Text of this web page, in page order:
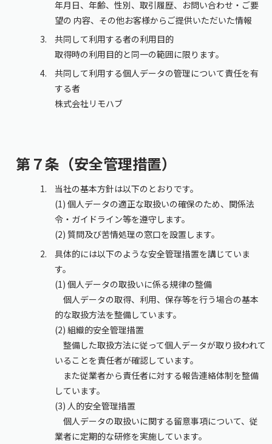
年月日、年齢、性別、取引履歴、お問い合わせ・ご要
望の 内容、その他お客様からご提供いただいた情報
共同して利用する者の利用目的
取得時の利用目的と同一の範囲に限ります。
共同して利用する個人データの管理について責任を有
する者
株式会社リモハブ
第７条（安全管理措置）
当社の基本方針は以下のとおりです。
(1) 個人データの適正な取扱いの確保のため、関係法
令・ガイドライン等を遵守します。
(2) 質問及び苦情処理の窓口を設置します。
具体的には以下のような安全管理措置を講じていま
す。
(1) 個人データの取扱いに係る規律の整備
個人データの取得、利用、保存等を行う場合の基本
的な取扱方法を整備しています。
(2) 組織的安全管理措置
整備した取扱方法に従って個人データが取り扱われて
いることを責任者が確認しています。
また従業者から責任者に対する報告連絡体制を整備
しています。
(3) 人的安全管理措置
個人データの取扱いに関する留意事項について、従
業者に定期的な研修を実施しています。